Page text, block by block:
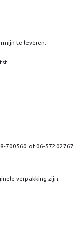
te leveren.
700560 of 06-57202767.
verpakking zijn.